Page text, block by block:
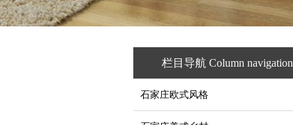
栏目导航 Column navigation
石家庄欧式风格